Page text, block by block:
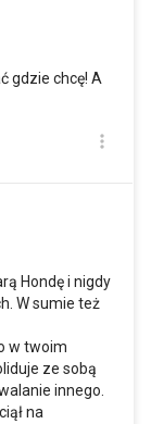
gdzie chcę! A
Hondę i nigdy
W sumie też
w twoim
ze sobą
innego.
na